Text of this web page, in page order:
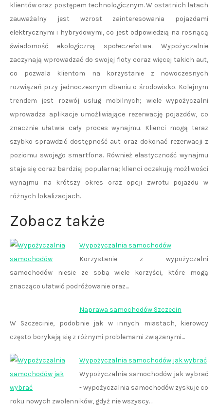
klientów oraz postępem technologicznym. W ostatnich latach
zauważalny jest wzrost zainteresowania pojazdami
elektrycznymi i hybrydowymi, co jest odpowiedzią na rosnącą
świadomość ekologiczną społeczeństwa. Wypożyczalnie
zaczynają wprowadzać do swojej floty coraz więcej takich aut,
co pozwala klientom na korzystanie z nowoczesnych
rozwiązań przy jednoczesnym dbaniu o środowisko. Kolejnym
trendem jest rozwój usług mobilnych; wiele wypożyczalni
wprowadza aplikacje umożliwiające rezerwację pojazdów, co
znacznie ułatwia cały proces wynajmu. Klienci mogą teraz
szybko sprawdzić dostępność aut oraz dokonać rezerwacji z
poziomu swojego smartfona. Również elastyczność wynajmu
staje się coraz bardziej popularna; klienci oczekują możliwości
wynajmu na krótszy okres oraz opcji zwrotu pojazdu w
różnych lokalizacjach.
Zobacz także
Wypożyczalnia samochodów
Korzystanie z wypożyczalni
samochodów niesie ze sobą wiele korzyści, które mogą
znacząco ułatwić podróżowanie oraz…
Naprawa samochodów Szczecin
W Szczecinie, podobnie jak w innych miastach, kierowcy
często borykają się z różnymi problemami związanymi…
Wypożyczalnia samochodów jak wybrać
Wypożyczalnia samochodów jak wybrać
- wypożyczalnia samochodów zyskuje co
roku nowych zwolenników, gdyż nie wszyscy…